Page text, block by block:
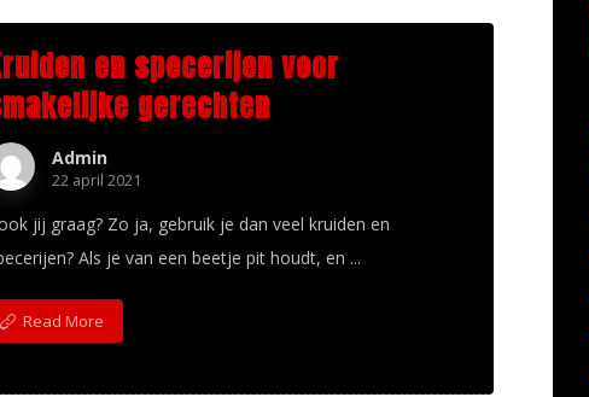
en specerijen voor
gerechten
Admin
22 april 2021
jij graag? Zo ja, gebruik je dan veel kruiden en
Als je van een beetje pit houdt, en ...
Read More